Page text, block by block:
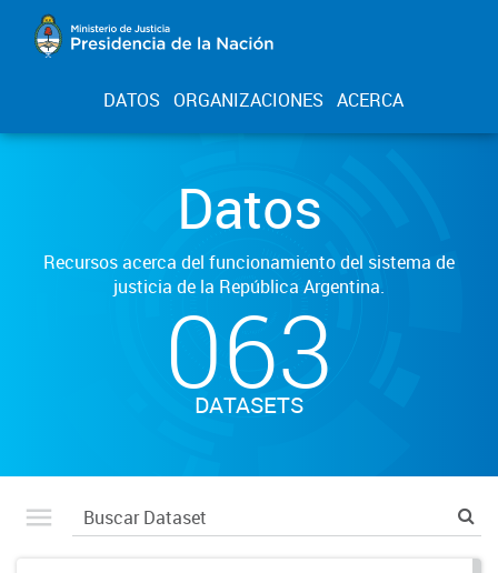
DATOS ORGANIZACIONES ACERCA
Datos
Recursos acerca del funcionamiento del sistema de
justicia de la República Argentina.
063
DATASETS